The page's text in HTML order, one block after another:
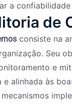
a
de
consiste na
Seu
e
alinhada às